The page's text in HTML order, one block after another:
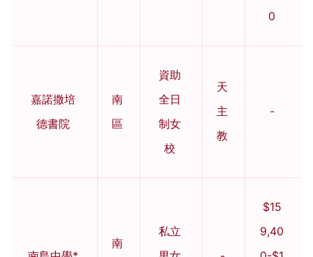
0
嘉諾撒培
德書院
南
區
資助
全日
制女
校
天
主
教
-
南
私立
$15
9,40